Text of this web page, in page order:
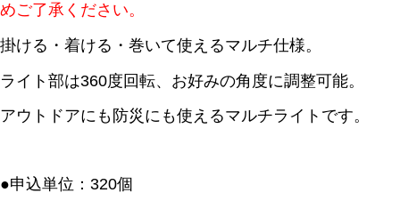
めご了承ください。
掛ける・着ける・巻いて使えるマルチ仕様。
ライト部は360度回転、お好みの角度に調整可能。
アウトドアにも防災にも使えるマルチライトです。
●申込単位：320個